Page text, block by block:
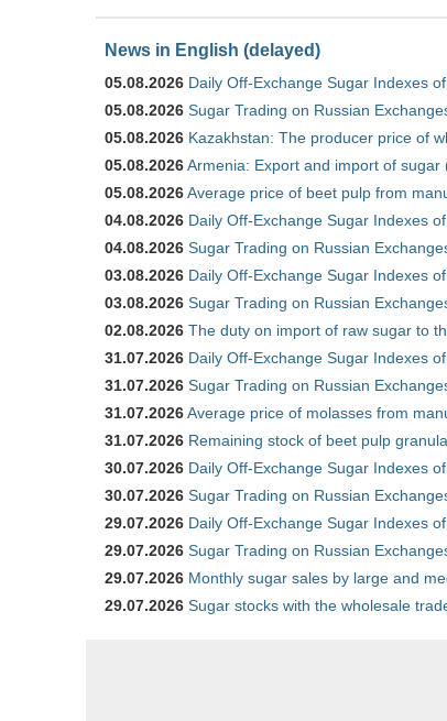
News in English (delayed)
05.08.2026 Daily Off-Exchange Sugar Indexes
05.08.2026 Sugar Trading on Russian
05.08.2026 Kazakhstan: The producer price of
05.08.2026Armenia: Export and import of
05.08.2026Average price of beet pulp from
04.08.2026 Daily Off-Exchange Sugar Indexes
04.08.2026 Sugar Trading on Russian
03.08.2026 Daily Off-Exchange Sugar Indexes
03.08.2026 Sugar Trading on Russian
02.08.2026 The duty on import of raw sugar to
31.07.2026 Daily Off-Exchange Sugar Indexes
31.07.2026 Sugar Trading on Russian
31.07.2026Average price of molasses from
31.07.2026 Remaining stock of beet pulp
30.07.2026 Daily Off-Exchange Sugar Indexes
30.07.2026 Sugar Trading on Russian
29.07.2026 Daily Off-Exchange Sugar Indexes
29.07.2026 Sugar Trading on Russian
29.07.2026 Monthly sugar sales by large and
29.07.2026 Sugar stocks with the wholesale